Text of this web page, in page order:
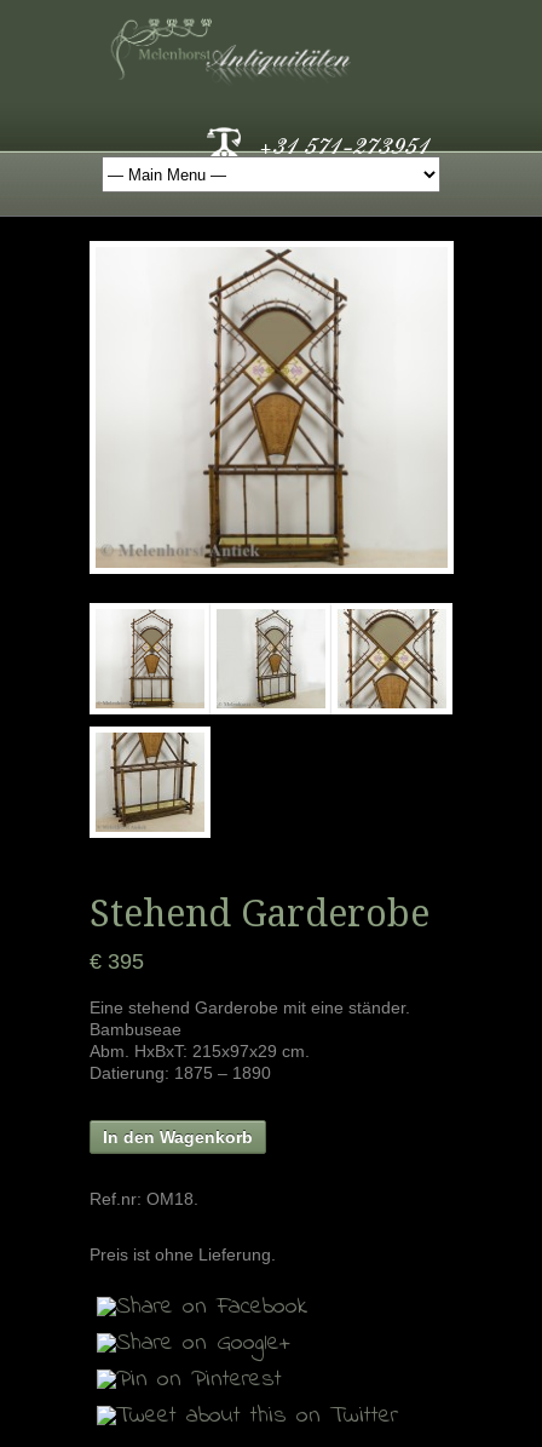
Stehend Garderobe
€ 395
Eine stehend Garderobe mit eine ständer.
Bambuseae
Abm. HxBxT: 215x97x29 cm.
Datierung: 1875 – 1890
In den Wagenkorb
Ref.nr: OM18
Preis ist ohne Lieferung.